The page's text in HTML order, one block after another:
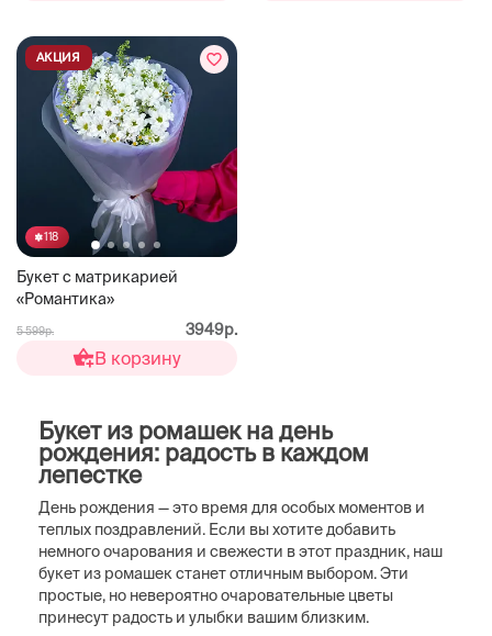
118
Букет с матрикарией
«Романтика»
АКЦИЯ
5 599р. 3949р.
В корзину
Букет из ромашек на день
рождения: радость в каждом
лепестке
День рождения — это время для особых моментов и
теплых поздравлений. Если вы хотите добавить
немного очарования и свежести в этот праздник, наш
букет из ромашек станет отличным выбором. Эти
простые, но невероятно очаровательные цветы
принесут радость и улыбки вашим близким.